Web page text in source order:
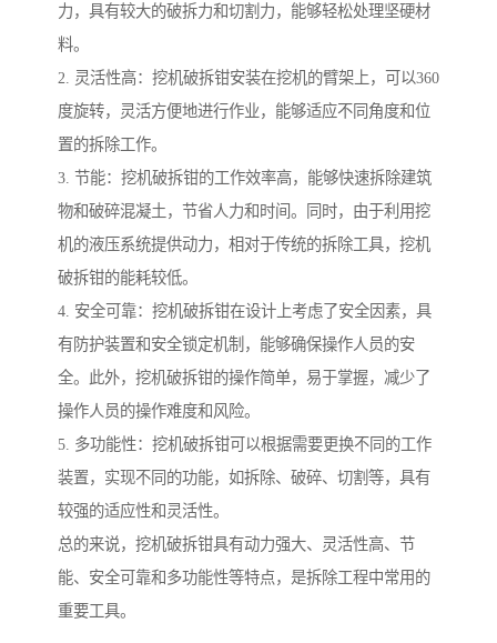
力，具有较大的破拆力和切割力，能够轻松处理坚硬材
料。
2. 灵活性高：挖机破拆钳安装在挖机的臂架上，可以360
度旋转，灵活方便地进行作业，能够适应不同角度和位
置的拆除工作。
3. 节能：挖机破拆钳的工作效率高，能够快速拆除建筑
物和破碎混凝土，节省人力和时间。同时，由于利用挖
机的液压系统提供动力，相对于传统的拆除工具，挖机
破拆钳的能耗较低。
4. 安全可靠：挖机破拆钳在设计上考虑了安全因素，具
有防护装置和安全锁定机制，能够确保操作人员的安
全。此外，挖机破拆钳的操作简单，易于掌握，减少了
操作人员的操作难度和风险。
5. 多功能性：挖机破拆钳可以根据需要更换不同的工作
装置，实现不同的功能，如拆除、破碎、切割等，具有
较强的适应性和灵活性。
总的来说，挖机破拆钳具有动力强大、灵活性高、节
能、安全可靠和多功能性等特点，是拆除工程中常用的
重要工具。